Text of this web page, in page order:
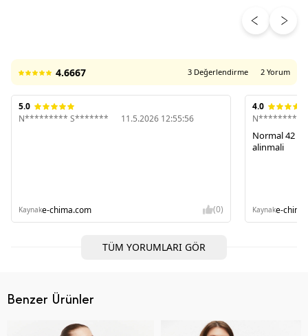
4.6667 3 Değerlendirme 2 Yorum
5.0
N********* S*******
11.5.2026 12:55:56
Kaynake-chima.com (0)
4.0
N*********
Normal 42
alinmali
Kaynake-
TÜM YORUMLARI GÖR
Benzer Ürünler